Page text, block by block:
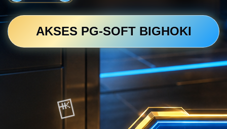
AKSES PG-SOFT BIGHOKI